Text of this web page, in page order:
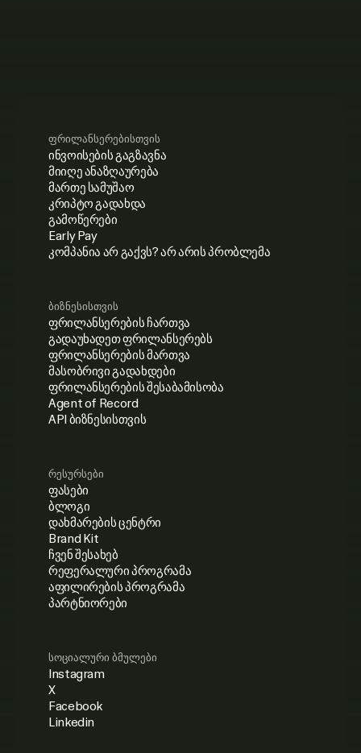
ინვოისების გაგზავნა
მიიღე ანაზღაურება
მართე სამუშაო
კრიპტო გადახდა
გამოწერები
Early Pay
კომპანია არ გაქვს? არ არის პრობლემა
ფრილანსერების ჩართვა
გადაუხადეთ ფრილანსერებს
ფრილანსერების მართვა
მასობრივი გადახდები
ფრილანსერების შესაბამისობა
Agent of Record
API ბიზნესისთვის
ფასები
ბლოგი
დახმარების ცენტრი
Brand Kit
ჩვენ შესახებ
რეფერალური პროგრამა
აფილირების პროგრამა
პარტნიორები
Instagram
X
Facebook
Linkedin